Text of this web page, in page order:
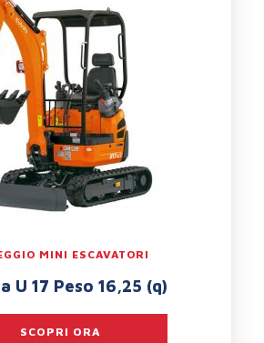
MINI ESCAVATORI
U 17 Peso 16,25 (q)
SCOPRI ORA